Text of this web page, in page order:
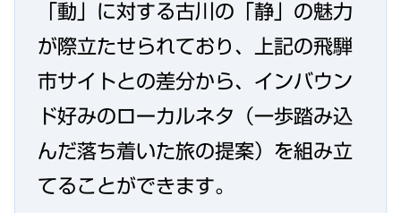
「動」に対する古川の「静」の魅力
が際立たせられており、上記の飛騨
市サイトとの差分から、インバウン
ド好みのローカルネタ（一歩踏み込
んだ落ち着いた旅の提案）を組み立
てることができます。